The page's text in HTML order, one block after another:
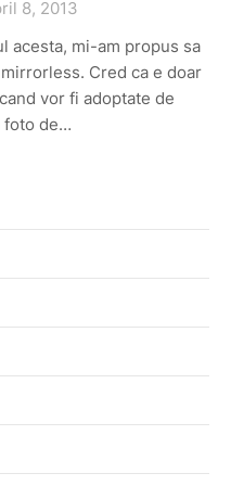
8, 2013
acesta, mi-am propus sa
Cred ca e doar
vor fi adoptate de
foto de…